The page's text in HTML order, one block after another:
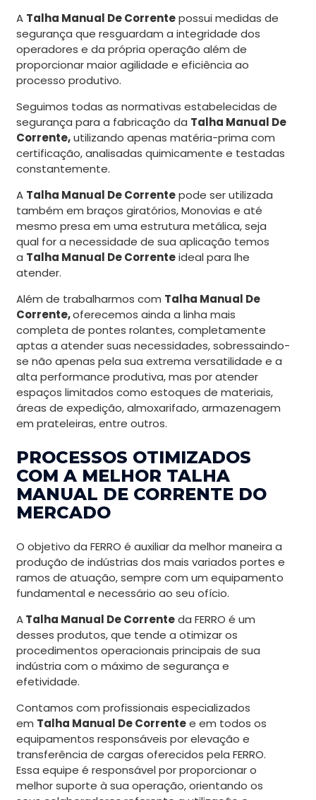
A Talha Manual De Correntepossui medidas de
segurança que resguardam a integridade dos
operadores e da própria operação além de
proporcionar maior agilidade e eficiência ao
processo produtivo.
Seguimos todas as normativas estabelecidas de
segurança para a fabricação da Talha Manual De
Corrente,utilizando apenas matéria-prima com
certificação, analisadas quimicamente e testadas
constantemente.
A Talha Manual De Correntepode ser utilizada
também em braços giratórios, Monovias e até
mesmo presa em uma estrutura metálica, seja
qual for a necessidade de sua aplicação temos
a Talha Manual De Correnteideal para lhe
atender.
Além de trabalharmos com Talha Manual De
Corrente,oferecemos ainda a linha mais
completa de pontes rolantes, completamente
aptas a atender suas necessidades, sobressaindo-
se não apenas pela sua extrema versatilidade e a
alta performance produtiva, mas por atender
espaços limitados como estoques de materiais,
áreas de expedição, almoxarifado, armazenagem
em prateleiras, entre outros.
PROCESSOS OTIMIZADOS
COM A MELHOR TALHA
MANUAL DE CORRENTE DO
MERCADO
O objetivo da FERRO é auxiliar da melhor maneira a
produção de indústrias dos mais variados portes e
ramos de atuação, sempre com um equipamento
fundamental e necessário ao seu ofício.
ATalha Manual De Correnteda FERRO é um
desses produtos, que tende a otimizar os
procedimentos operacionais principais de sua
indústria com o máximo de segurança e
efetividade.
Contamos com profissionais especializados
em Talha Manual De Correntee em todos os
equipamentos responsáveis por elevação e
transferência de cargas oferecidos pela FERRO.
Essa equipe é responsável por proporcionar o
melhor suporte à sua operação, orientando os